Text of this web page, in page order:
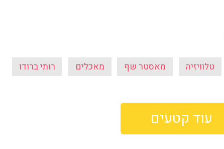
טלוויזיה מאסטר שף מאכלים רותי ברודו
עוד קטעים